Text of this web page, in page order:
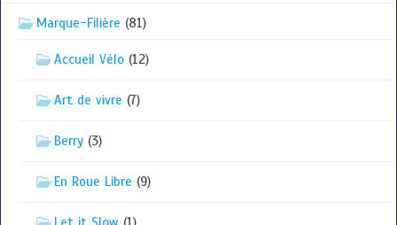
Marque-Filière (81)
Accueil Vélo (12)
Art de vivre (7)
Berry (3)
En Roue Libre (9)